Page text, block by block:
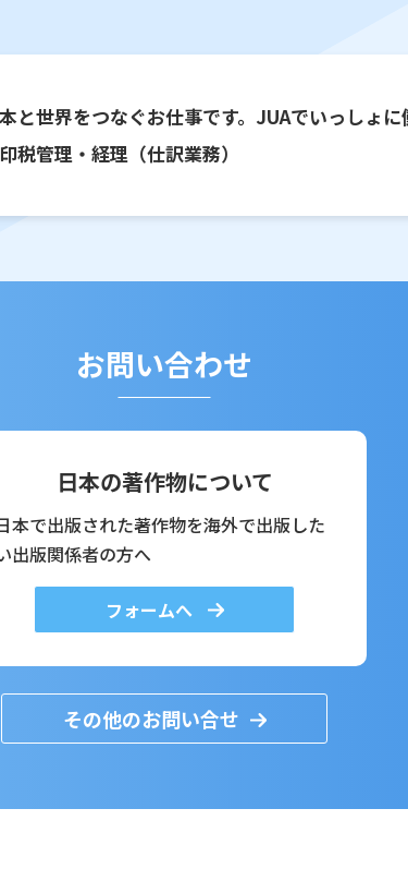
と世界をつなぐお仕事です。JUAでいっしょ
税管理・経理（仕訳業務）
お問い合わせ
日本の著作物について
本で出版された著作物を海外で出版した
出版関係者の方へ
フォームへ
その他のお問い合せ